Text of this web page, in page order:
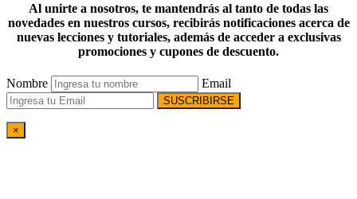
Al unirte a nosotros, te mantendrás al tanto de todas las
novedades en nuestros cursos, recibirás notificaciones acerca de
nuevas lecciones y tutoriales, además de acceder a exclusivas
promociones y cupones de descuento.
Nombre Email
SUSCRIBIRSE
×